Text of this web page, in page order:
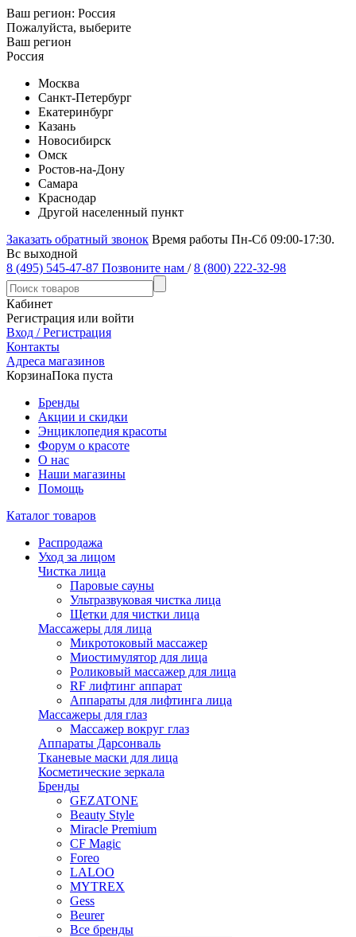
Ваш регион: Россия
Пожалуйста, выберите
Ваш регион
Россия
Москва
Санкт-Петербург
Екатеринбург
Казань
Новосибирск
Омск
Ростов-на-Дону
Самара
Краснодар
Другой населенный пункт
Заказать обратный звонок Время работы Пн-Сб 09:00-17:30.
Вс выходной
8 (495) 545-47-87 Позвоните нам / 8 (800) 222-32-98
Кабинет
Регистрация или войти
Вход / Регистрация
Контакты
Адреса магазинов
КорзинаПока пуста
Бренды
Акции и скидки
Энциклопедия красоты
Форум о красоте
О нас
Наши магазины
Помощь
Каталог товаров
Распродажа
Уход за лицом
Чистка лица
Паровые сауны
Ультразвуковая чистка лица
Щетки для чистки лица
Массажеры для лица
Микротоковый массажер
Миостимулятор для лица
Роликовый массажер для лица
RF лифтинг аппарат
Аппараты для лифтинга лица
Массажеры для глаз
Массажер вокруг глаз
Аппараты Дарсонваль
Тканевые маски для лица
Косметические зеркала
Бренды
GEZATONE
Beauty Style
Miracle Premium
CF Magic
Foreo
LALOO
MYTREX
Gess
Beurer
Все бренды